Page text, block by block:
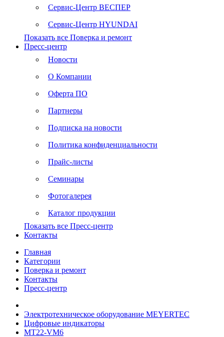
Сервис-Центр ВЕСПЕР
Сервис-Центр HYUNDAI
Показать все Поверка и ремонт
Пресс-центр
Новости
О Компании
Оферта ПО
Партнеры
Подписка на новости
Политика конфиденциальности
Прайс-листы
Семинары
Фотогалерея
Каталог продукции
Показать все Пресс-центр
Контакты
Главная
Категории
Поверка и ремонт
Контакты
Пресс-центр
Электротехническое оборудование MEYERTEC
Цифровые индикаторы
MT22-VM6